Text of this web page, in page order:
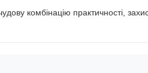
комбінацію практичності,